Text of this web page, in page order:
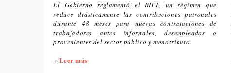
El Gobierno reglamentó el RIFL, un régimen que
reduce drásticamente las contribuciones patronales
durante 48 meses para nuevas contrataciones de
trabajadores antes informales, desempleados o
provenientes del sector público y monotributo.
+ Leer más